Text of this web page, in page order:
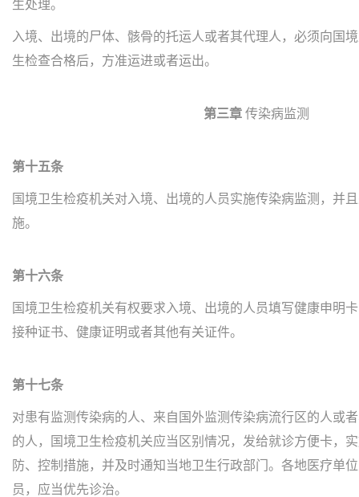
生处理。
入境、出境的尸体、骸骨的托运人或者其代理人，必须向国
生检查合格后，方准运进或者运出。
第三章 传染病监测
第十五条
国境卫生检疫机关对入境、出境的人员实施传染病监测，并
施。
第十六条
国境卫生检疫机关有权要求入境、出境的人员填写健康申明
接种证书、健康证明或者其他有关证件。
第十七条
对患有监测传染病的人、来自国外监测传染病流行区的人或
的人，国境卫生检疫机关应当区别情况，发给就诊方便卡，
防、控制措施，并及时通知当地卫生行政部门。各地医疗单
员，应当优先诊治。